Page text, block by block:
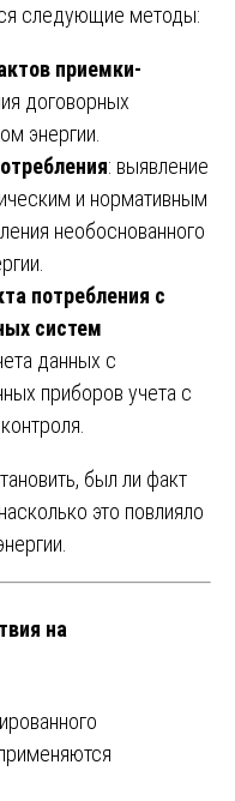
следующие методы:
приемки-
договорных
энергии.
: выявление
и нормативным
необоснованного
потребления с
систем
данных с
приборов учета с
был ли факт
это повлияло
на